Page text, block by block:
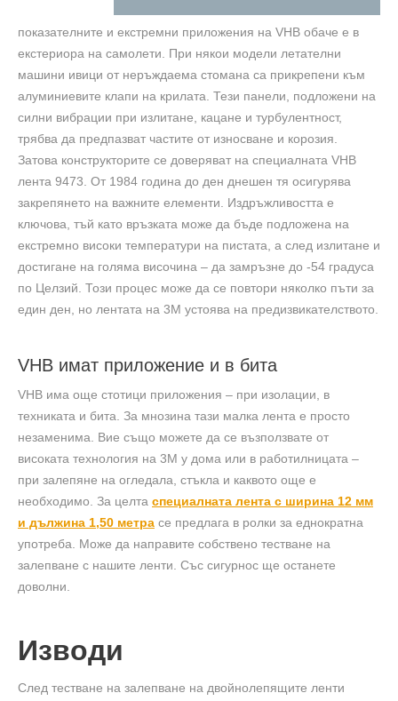
показателните и екстремни приложения на VHB обаче е в
екстериора на самолети. При някои модели летателни
машини ивици от неръждаема стомана са прикрепени към
алуминиевите клапи на крилата. Тези панели, подложени на
силни вибрации при излитане, кацане и турбулентност,
трябва да предпазват частите от износване и корозия.
Затова конструкторите се доверяват на специалната VHB
лента 9473. От 1984 година до ден днешен тя осигурява
закрепянето на важните елементи. Издръжливостта е
ключова, тъй като връзката може да бъде подложена на
екстремно високи температури на пистата, а след излитане и
достигане на голяма височина – да замръзне до -54 градуса
по Целзий. Този процес може да се повтори няколко пъти за
един ден, но лентата на 3М устоява на предизвикателството.
VHB имат приложение и в бита
VHB има още стотици приложения – при изолации, в
техниката и бита. За мнозина тази малка лента е просто
незаменима. Вие също можете да се възползвате от
високата технология на 3М у дома или в работилницата –
при залепяне на огледала, стъкла и каквото още е
необходимо. За целта специалната лента с ширина 12 мм
и дължина 1,50 метра се предлага в ролки за еднократна
употреба. Може да направите собствено тестване на
залепване с нашите ленти. Със сигурнос ще останете
доволни.
Изводи
След тестване на залепване на двойнолепящите ленти